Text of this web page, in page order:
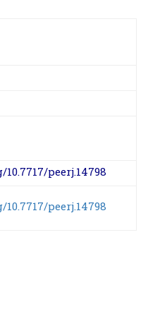
peerj.14798
peerj.14798